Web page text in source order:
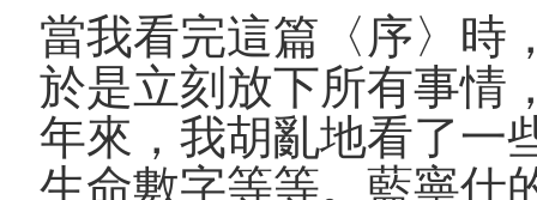
當我看完這篇〈序〉時
於是立刻放下所有事情
年來，我胡亂地看了一
生命數字等等。藍寧仕